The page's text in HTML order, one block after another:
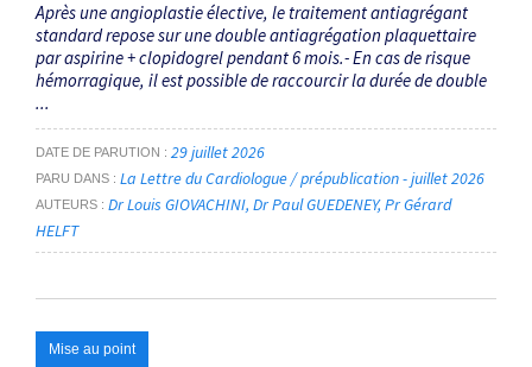
Après une angioplastie élective, le traitement antiagrégant
standard repose sur une double anti­agrégation plaquettaire
par aspirine + clopidogrel pendant 6 mois.- En cas de risque
hémorragique, il est possible de raccourcir la durée de double
...
DATE DE PARUTION 29 juillet 2026
PARU DANS La Lettre du Cardiologue / prépublication - juillet 2026
AUTEURS Dr Louis GIOVACHINI Dr Paul GUEDENEY Pr Gérard
HELFT
Mise au point